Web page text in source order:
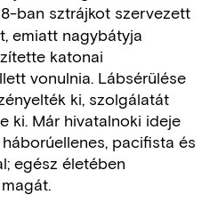
ban sztrájkot szervezett
emiatt nagybátyja
katonai
vonulnia. Lábsérülése
ki, szolgálatát
ki. Már hivatalnoki ideje
pacifista és
egész életében